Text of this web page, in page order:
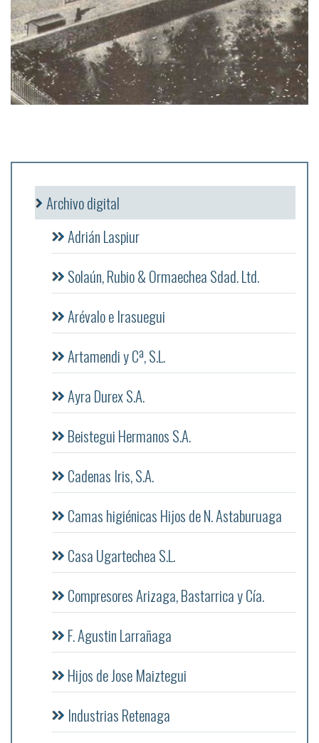
Archivo digital
Adrián Laspiur
Solaún, Rubio & Ormaechea Sdad. Ltd.
Arévalo e Irasuegui
Artamendi y Cª, S.L.
Ayra Durex S.A.
Beistegui Hermanos S.A.
Cadenas Iris, S.A.
Camas higiénicas Hijos de N. Astaburuaga
Casa Ugartechea S.L.
Compresores Arizaga, Bastarrica y Cía.
F. Agustin Larrañaga
Hijos de Jose Maiztegui
Industrias Retenaga